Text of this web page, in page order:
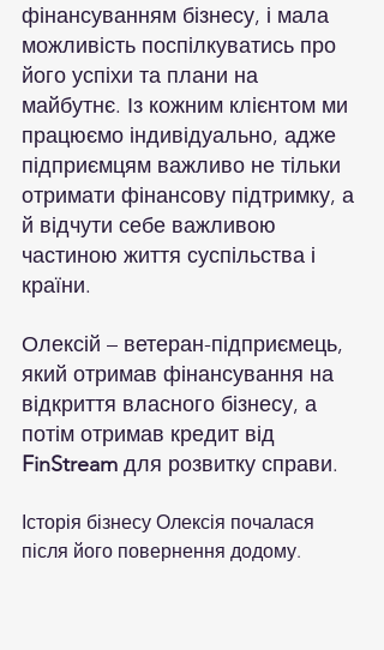
фінансуванням бізнесу, і мала
можливість поспілкуватись про
його успіхи та плани на
майбутнє. Із кожним клієнтом ми
працюємо індивідуально, адже
підприємцям важливо не тільки
отримати фінансову підтримку, а
й відчути себе важливою
частиною життя суспільства і
країни.
Олексій – ветеран-підприємець,
який отримав фінансування на
відкриття власного бізнесу, а
потім отримав кредит від
FinStream для розвитку справи.
Історія бізнесу Олексія почалася
після його повернення додому.